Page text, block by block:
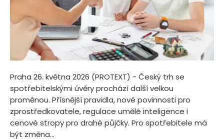
Praha 26. května 2026 (PROTEXT) - Český trh se
spotřebitelskými úvěry prochází další velkou
proměnou. Přísnější pravidla, nové povinnosti pro
zprostředkovatele, regulace umělé inteligence i
cenové stropy pro drahé půjčky. Pro spotřebitele má
být změna...